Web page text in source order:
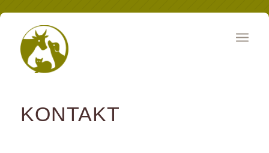
KONTAKT